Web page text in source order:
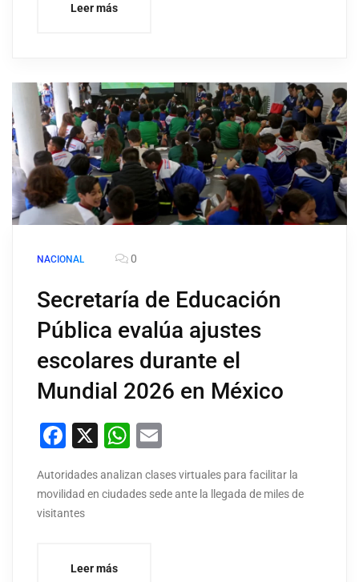
Leer más
NACIONAL 0
Secretaría de Educación
Pública evalúa ajustes
escolares durante el
Mundial 2026 en México
Facebook
X WhatsApp
Autoridades analizan clases virtuales para facilitar la
movilidad en ciudades sede ante la llegada de miles de
visitantes
Leer más